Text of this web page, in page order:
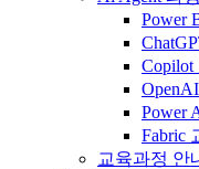
Power
Copilot
Power
Fabric
교육과정 안